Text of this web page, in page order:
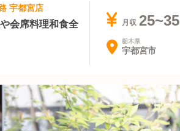
宇都宮店
会席料理和食全
月収 25~35
栃木県
宇都宮市